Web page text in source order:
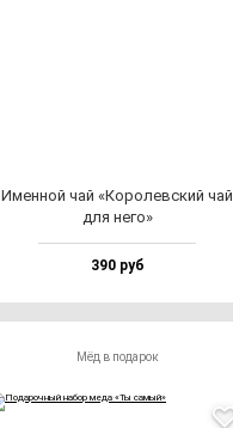
Имен­ной чай «Коро­лев­ский чай
для не­го»
390 руб
Мёд в подарок